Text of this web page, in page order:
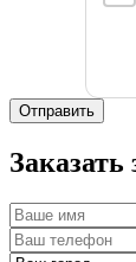
Отправить
Заказать